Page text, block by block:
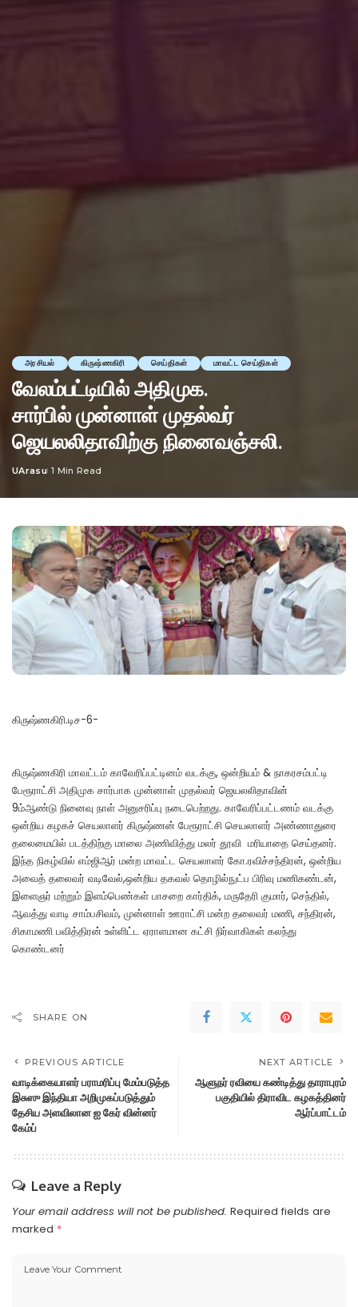
அரசியல் கிருஷ்ணகிரி செய்திகள் மாவட்ட செய்திகள்
வேலம்பட்டியில் அதிமுக.
சார்பில் முன்னாள் முதல்வர்
ஜெயலலிதாவிற்கு நினைவஞ்சலி.
Posted
UArasu 1 Min Read
கிருஷ்ணகிரி.டிச-6-
கிருஷ்ணகிரி மாவட்டம் காவேரிப்பட்டினம் வடக்கு, ஒன்றியம் & நாகரசம்பட்டி
பேரூராட்சி அதிமுக சார்பாக முன்னாள் முதல்வர் ஜெயலலிதாவின்
9ம்ஆண்டு நினைவு நாள் அனுசரிப்பு நடைபெற்றது. காவேரிப்பட்டணம் வடக்கு
ஒன்றிய கழகச் செயலாளர் கிருஷ்ணன் பேரூராட்சி செயலாளர் அண்ணாதுரை
தலைமையில் படத்திற்கு மாலை அணிவித்து மலர் தூவி மரியாதை செய்தனர்.
இந்த நிகழ்வில் எம்ஜிஆர் மன்ற மாவட்ட செயலாளர் கோ.ரவிச்சந்திரன், ஒன்றிய
அவைத் தலைவர் வடிவேல்,ஒன்றிய தகவல் தொழில்நுட்ப பிரிவு மணிகண்டன்,
இளைஞர் மற்றும் இளம்பெண்கள் பாசறை கார்திக், மருதேரி குமார், செந்தில்,
ஆவத்து வாடி சாம்பசிவம், முன்னாள் ஊராட்சி மன்ற தலைவர் மணி, சந்திரன்,
சிகாமணி பவித்திரன் உள்ளிட்ட ஏராளமான கட்சி நிர்வாகிகள் கலந்து
கொண்டனர்
SHARE ON
PREVIOUS ARTICLE
வாடிக்கையாளர் பராமரிப்பு மேம்படுத்த
இசுஸு இந்தியா அறிமுகப்படுத்தும்
தேசிய அளவிலான ஐ கேர் வின்னர்
கேம்ப்
NEXT ARTICLE
ஆளுநர் ரவியை கண்டித்து தாராபுரம்
பகுதியில் திராவிட கழகத்தினர்
ஆர்ப்பாட்டம்
Leave a Reply
Your email address will not be published. Required fields are
marked *